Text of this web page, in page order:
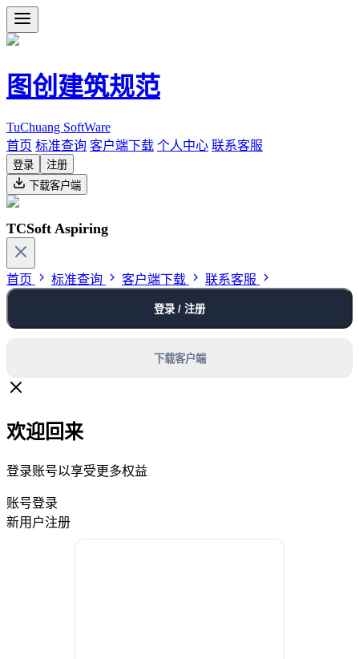
图创建筑规范
TuChuang SoftWare
首页 标准查询 客户端下载 个人中心 联系客服
登录
注册
下载客户端
TCSoft Aspiring
首页 标准查询 客户端下载 联系客服
登录 / 注册
下载客户端
欢迎回来
登录账号以享受更多权益
账号登录
新用户注册